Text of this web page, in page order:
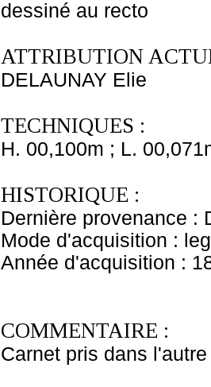
dessiné au recto
ATTRIBUTION
DELAUNAY Elie
TECHNIQUES :
H. 00,100m ; L.
HISTORIQUE :
Dernière provenance :
Mode d'acquisition :
Année d'acquisition :
COMMENTAIRE :
Carnet pris dans